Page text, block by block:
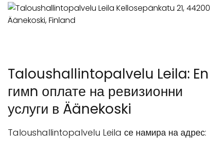
Taloushallintopalvelu Leila: En
гимn оплате на ревизионни
услуги в Äänekoski
Taloushallintopalvelu Leila се намира на адрес: